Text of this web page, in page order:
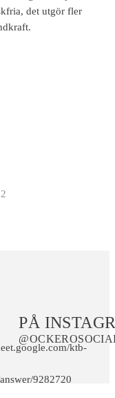
det utgör fler
ktb-
9282720
PÅ